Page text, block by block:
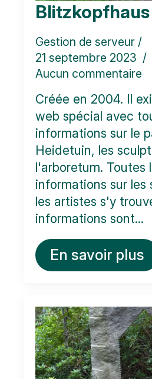
Blitzkopfhaus
Gestion de serveur
21 septembre 2023
Aucun commentaire
Créée en 2004. Il
web spécial avec
informations sur le
Heidetuin, les
l'arboretum. Toutes
informations sur les
les artistes s'y
informations sont...
En savoir plus